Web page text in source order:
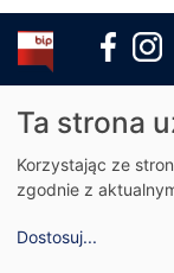
Menu
stopki
Archiwum
DUO Archiwum
© Copyright
Ta strona
Korzystając ze
zgodnie z
Dostosuj...